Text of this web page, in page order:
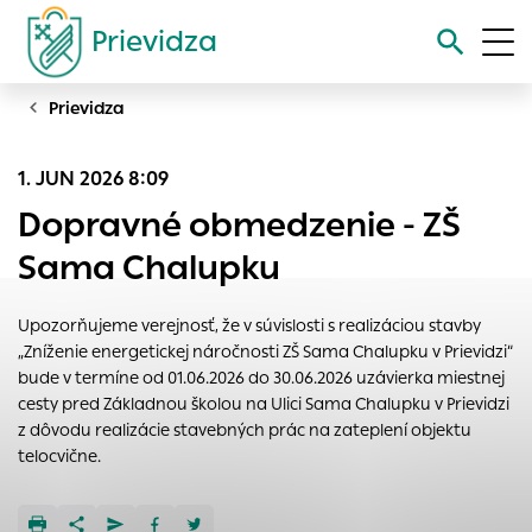
Prievidza
Vyhľadávanie
Prievidza
1. JUN 2026 8:09
Dopravné obmedzenie - ZŠ
Sama Chalupku
Upozorňujeme verejnosť, že v súvislosti s realizáciou stavby
„Zníženie energetickej náročnosti ZŠ Sama Chalupku v Prievidzi“
bude v termíne od 01.06.2026 do 30.06.2026 uzávierka miestnej
cesty pred Základnou školou na Ulici Sama Chalupku v Prievidzi
z dôvodu realizácie stavebných prác na zateplení objektu
telocvične.
Nastavenie cookies
Cookies sú malé súbory, do ktorých webové stránky môžu
ukladať informácie o vašej aktivite a preferenciách.
zapamätoval Vaše prihlásenie alebo aby sa uložila Vaša
voľba v tomto okne.
Vyberte úroveň cookies, ktorú chcete povoliť
Technické cookies
umožňujú základné funkcie, ako je navigácia na stránke a